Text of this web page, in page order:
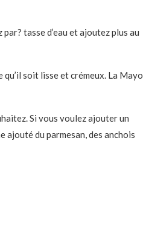
tasse d’eau et ajoutez plus au
soit lisse et crémeux. La Mayo
Si vous voulez ajouter un
ajouté du parmesan, des anchois